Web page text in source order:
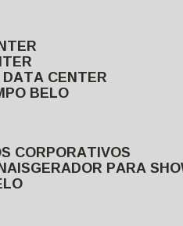
DATA CENTER
BELO
CORPORATIVOS
GERADOR PARA